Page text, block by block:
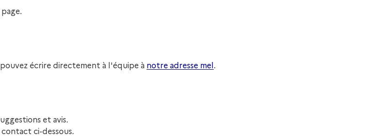
écrire directement à l'équipe à notre adresse mel .
et avis.
ci-dessous.